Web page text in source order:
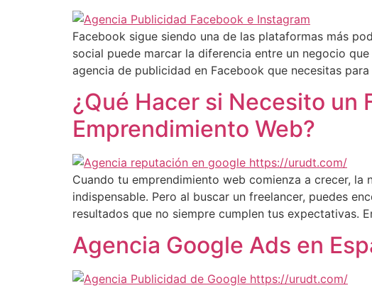
Facebook sigue siendo una de las plataformas más
social puede marcar la diferencia entre un negocio
agencia de publicidad en Facebook que necesitas
¿Qué Hacer si Necesito un
Emprendimiento Web?
Cuando tu emprendimiento web comienza a crecer,
indispensable. Pero al buscar un freelancer, puedes
resultados que no siempre cumplen tus expectativas.
Agencia Google Ads en